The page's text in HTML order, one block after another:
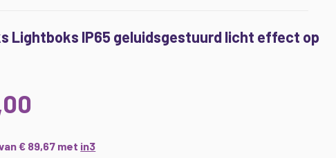
Lightboks IP65 geluidsgestuurd licht effect op
€ 89,67 met in3